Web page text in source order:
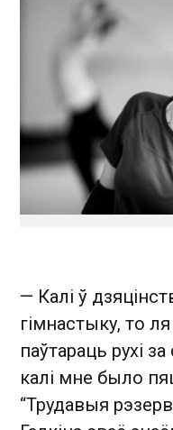
— Калі ў
гімнастыку, то
паўтараць рухі
калі мне было
“Трудавыя